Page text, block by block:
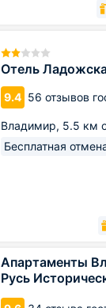
Отель
9.4 56 отзывов
Владимир, 5.5 км
Бесплатная
Апартаменты
Русь